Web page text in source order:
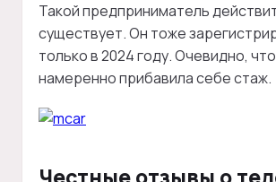
Такой предприниматель
существует. Он тоже
только в 2024 году. Очевидно,
намеренно прибавила себе стаж.